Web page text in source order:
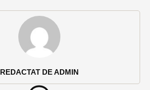
REDACTAT DE ADMIN